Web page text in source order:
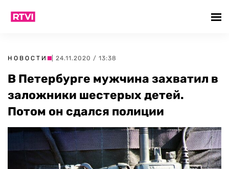
НОВОСТИ | 24.11.2020 / 13:38
В Петербурге мужчина захватил в
заложники шестерых детей.
Потом он сдался полиции